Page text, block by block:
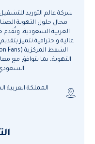
شركة عالم التوريد
مجال حلول التهوية
العربية السعودية،
عالية واحترافية.نتميز
التهوية، بما يتوافق مع
السعودي
المملكة العربية